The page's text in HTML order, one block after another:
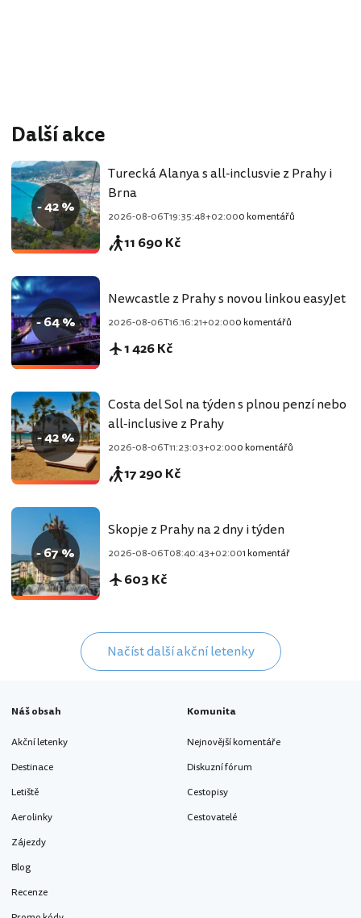
Další akce
- 42 %
Turecká Alanya s all-inclusvie z Prahy i
Brna
2026-08-06T19:35:48+02:000 komentářů
11 690 Kč
- 64 %
Newcastle z Prahy s novou linkou easyJet
2026-08-06T16:16:21+02:000 komentářů
1 426 Kč
- 42 %
Costa del Sol na týden s plnou penzí nebo
all-inclusive z Prahy
2026-08-06T11:23:03+02:000 komentářů
17 290 Kč
- 67 %
Skopje z Prahy na 2 dny i týden
2026-08-06T08:40:43+02:001 komentář
603 Kč
Načíst další akční letenky
Náš obsah
Akční letenky
Destinace
Letiště
Aerolinky
Zájezdy
Blog
Recenze
Komunita
Nejnovější komentáře
Diskuzní fórum
Cestopisy
Cestovatelé